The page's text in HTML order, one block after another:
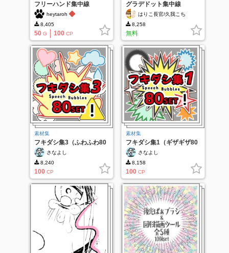
フリーハンド集中線
heytaroh ◆
8,405
50 G 100 CP
グラデドット集中線
はりこ長官/久我こち
8,258
無料
素材集
フキダシ集3（ふわふわ80
種類）さなよし
8,240
100 CP
素材集
フキダシ集1（ギザギザ80
種類）さなよし
8,158
100 CP